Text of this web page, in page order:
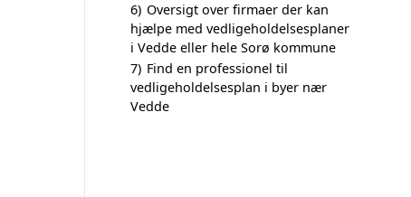
6) Oversigt over firmaer der kan
hjælpe med vedligeholdelsesplaner
i Vedde eller hele Sorø kommune
7) Find en professionel til
vedligeholdelsesplan i byer nær
Vedde